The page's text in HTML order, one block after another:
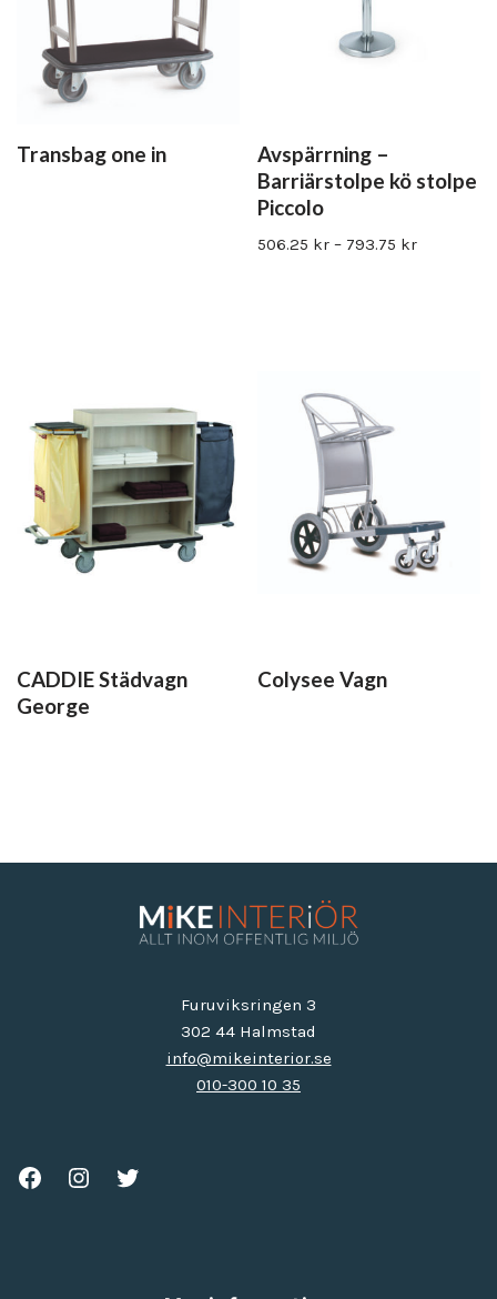
Transbag one in
Avspärrning –
Barriärstolpe kö stolpe
Piccolo
506.25 kr – 793.75 kr
CADDIE Städvagn
George
Colysee Vagn
Furuviksringen 3
302 44 Halmstad
info@mikeinterior.se
010-300 10 35